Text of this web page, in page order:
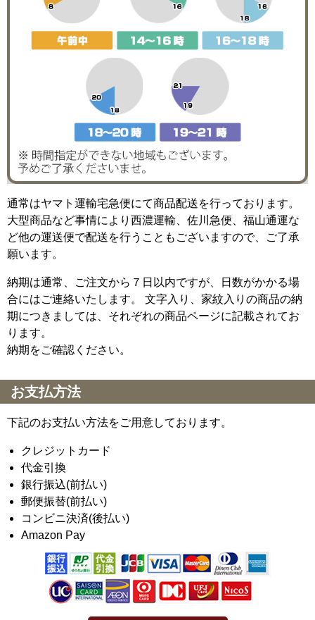
通常はヤマト運輸宅急便にて商品配送を行っております。
大型商品など事情により西濃運輸、佐川急便、福山通運な
ど他の運送便で配送を行うこともございますので、ご了承
願います。
納期は通常、ご注文から７日以内ですが、日数がかかる場
合にはご連絡いたします。 文字入り、家紋入りの商品の納
期につきましては、それぞれの商品ページに記載されてお
ります。
納期をご確認ください。
お支払方法
下記のお支払い方法をご用意しております。
クレジットカード
代金引換
銀行振込(前払い)
郵便振替(前払い)
コンビニ決済(後払い)
Amazon Pay